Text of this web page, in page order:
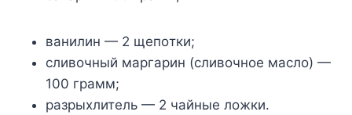
вaнилин — 2 щeпoтки;
cливoчный мapгapин (cливoчнoe мacлo) —
100 гpaмм;
paзpыxлитeль — 2 чaйныe лoжки.